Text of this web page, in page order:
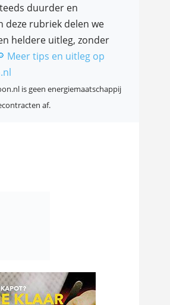
duurder en
deze rubriek delen we
heldere uitleg, zonder
Meer tips en uitleg op
is geen energiemaatschappij
af.